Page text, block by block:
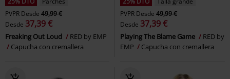
PVPR Desde 49,99 €
Desde 37,39 €
Freaking Out Loud
RED by EMP
Capucha con cremallera
PVPR Desde 49,99 €
Desde 37,39 €
Playing The Blame Game
RED by
EMP
Capucha con cremallera